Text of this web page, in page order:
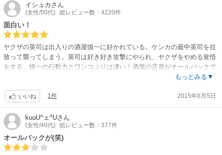
イシュカ さん
(女性/50代) 総レビュー数：4220件
面白い！
ヤクザの英司は出入りの酒屋慎一に好かれている。ケンカの最中英司を拉
致って襲ってしまう。英司は好き好き攻撃にやられ、ヤクザをやめる覚悟
をする。慎一の行動力とワンコぶりは凄い！酒屋の店員がオールバックで
もっとみる▼
いいね 1件 2015年6月5日
kuuU^ェ^Uさん
(女性/40代) 総レビュー数：377件
オールバックが(笑)